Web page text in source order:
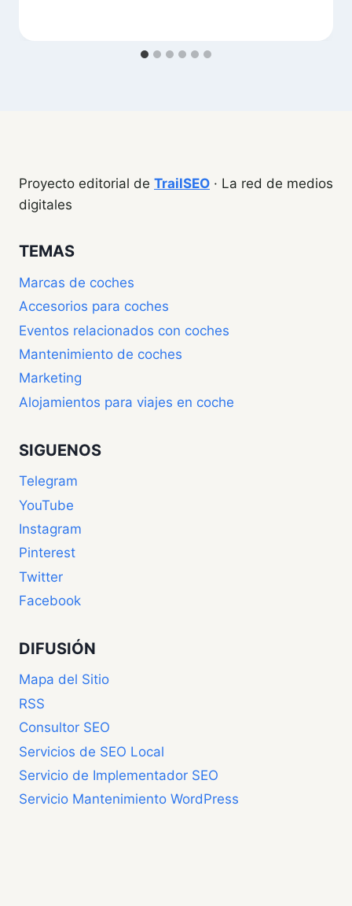
Proyecto editorial de TrailSEO · La red de medios
digitales
TEMAS
Marcas de coches
Accesorios para coches
Eventos relacionados con coches
Mantenimiento de coches
Marketing
Alojamientos para viajes en coche
SIGUENOS
Telegram
YouTube
Instagram
Pinterest
Twitter
Facebook
DIFUSIÓN
Mapa del Sitio
RSS
Consultor SEO
Servicios de SEO Local
Servicio de Implementador SEO
Servicio Mantenimiento WordPress